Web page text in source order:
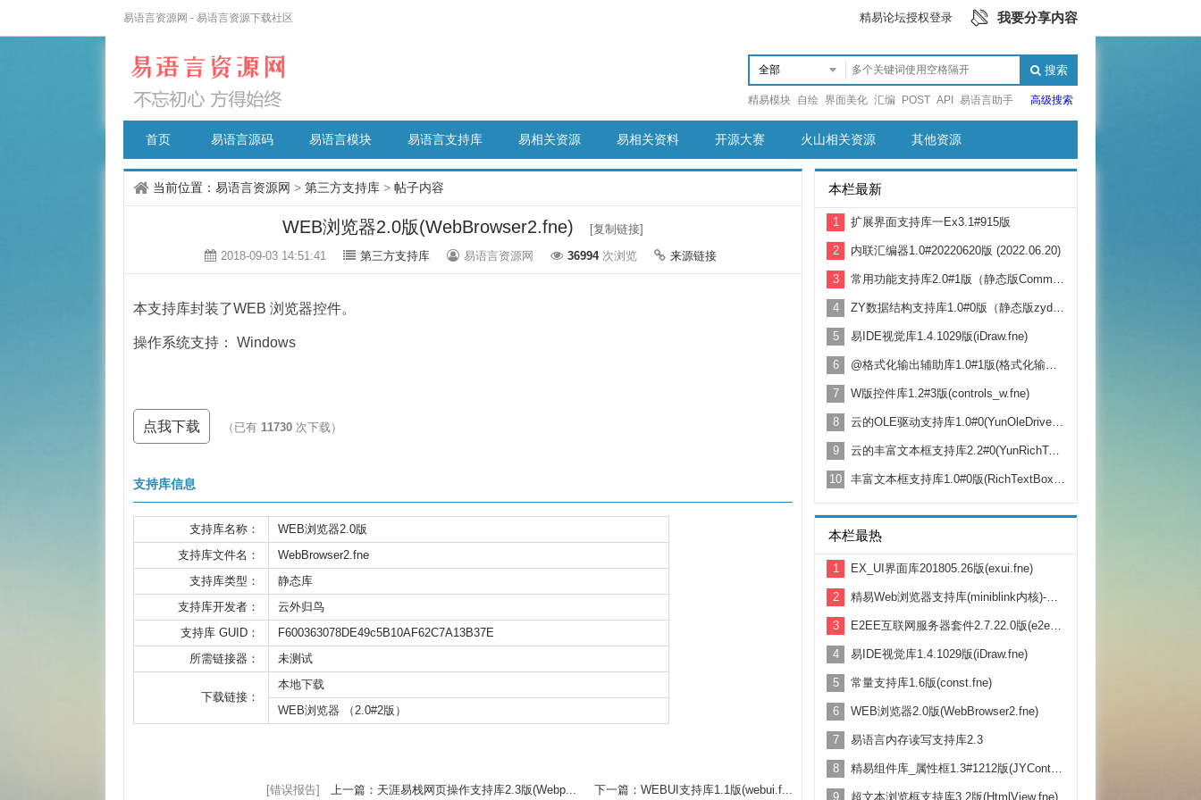
易语言资源网 - 易语言资源下载社区 精易论坛授权登录 我要分享内容
搜索
精易模块 自绘 界面美化 汇编 POST API 易语言助手 高级搜索
首页 易语言源码 易语言模块 易语言支持库 易相关资源 易相关资料 开源大赛 火山相关资源 其他资源
当前位置： 易语言资源网 > 第三方支持库 > 帖子内容
WEB浏览器2.0版(WebBrowser2.fne)
[复制链接]
2018-09-03 14:51:41
第三方支持库 易语言资源网 36994 次浏览 来源链接
本支持库封装了WEB 浏览器控件。
操作系统支持： Windows
点我下载 （已有 11730 次下载）
支持库信息
支持库名称：
WEB浏览器2.0版
支持库文件名：
WebBrowser2.fne
支持库类型：
静态库
支持库开发者：
云外归鸟
支持库 GUID：
F600363078DE49c5B10AF62C7A13B37E
所需链接器：
未测试
下载链接：
本地下载
WEB浏览器 （2.0#2版）
[错误报告] 上一篇：天涯易栈网页操作支持库2.3版(Webp... 下一篇：WEBUI支持库1.1版(webui.f...
本栏最新
1 扩展界面支持库一Ex3.1#915版
2 内联汇编器1.0#20220620版 (2022.06.20)
3 常用功能支持库2.0#1版（静态版CommonSupport.fne）
4 ZY数据结构支持库1.0#0版（静态版zydatastruct.fne）
5 易IDE视觉库1.4.1029版(iDraw.fne)
6 @格式化输出辅助库1.0#1版(格式化输出辅助库.fne)
7 W版控件库1.2#3版(controls_w.fne)
8 云的OLE驱动支持库1.0#0(YunOleDriver.fne)
9 云的丰富文本框支持库2.2#0(YunRichText.fne)
10 丰富文本框支持库1.0#0版(RichTextBox.fne)
本栏最热
1 EX_UI界面库201805.26版(exui.fne)
2 精易Web浏览器支持库(miniblink内核)-正式版发布 1.7.620
3 E2EE互联网服务器套件2.7.22.0版(e2ee.fne)
4 易IDE视觉库1.4.1029版(iDraw.fne)
5 常量支持库1.6版(const.fne)
6 WEB浏览器2.0版(WebBrowser2.fne)
7 易语言内存读写支持库2.3
8 精易组件库_属性框1.3#1212版(JYControl.fne)
9 超文本浏览框支持库3.2版(HtmlView.fne)